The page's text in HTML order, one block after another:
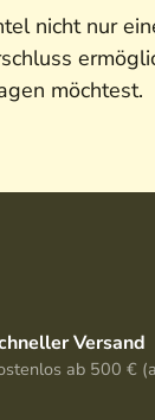
nicht nur
möchtest.
Versand
ab 500 €